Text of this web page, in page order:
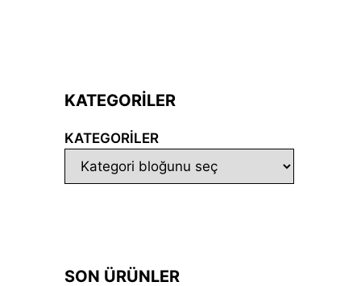
KATEGORİLER
KATEGORILER
SON ÜRÜNLER